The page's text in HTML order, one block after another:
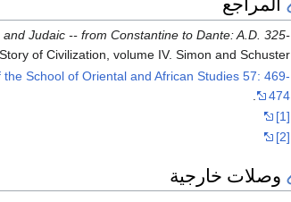
Judaic -- from Constantine to Dante: A.D. 325-
of Civilization, volume IV. Simon and Schuster.
School of Oriental and African Studies 57: 469-
474
[1]
[2]
وصلات خارجية